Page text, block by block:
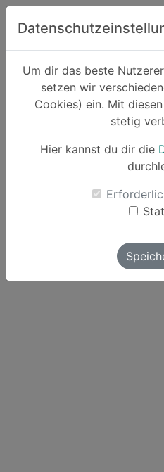
Um dir das beste
setzen wir
Cookies) ein. Mit
stetig
Hier kannst du dir die
Schnäppchen
Black Friday